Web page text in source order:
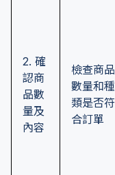
2. 確
認商
品數
量及
內容
檢查商品
數量和種
類是否符
合訂單